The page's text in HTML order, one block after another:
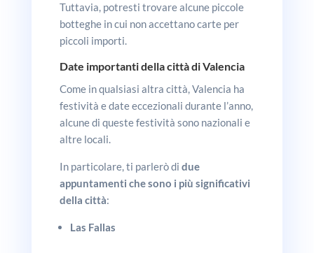
Tuttavia, potresti trovare alcune piccole
botteghe in cui non accettano carte per
piccoli importi.
Date importanti della città di Valencia
Come in qualsiasi altra città, Valencia ha
festività e date eccezionali durante l’anno,
alcune di queste festività sono nazionali e
altre locali.
In particolare, ti parlerò di due
appuntamenti che sono i più significativi
della città:
Las Fallas